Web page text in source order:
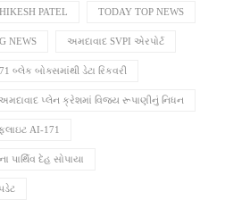
PATEL TODAY TOP NEWS
NEWS અમદાવાદ SVPI એરપોર્ટ
બ્લેક બોક્સમાંથી ડેટા રિકવરી
અમદાવાદ પ્લેન ક્રેશમાં વિજય રૂપાણીનું નિધન
AI-171
પાર્થિવ દેહ સોપાયા